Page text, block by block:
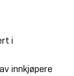
i
innkjøpere